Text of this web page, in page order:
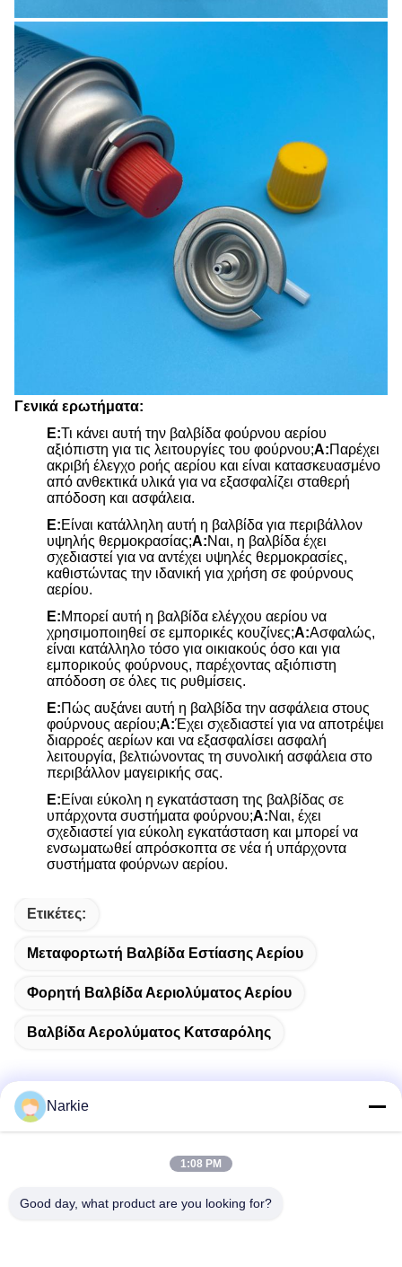
Γενικά ερωτήματα:
Ε:Τι κάνει αυτή την βαλβίδα φούρνου αερίου
αξιόπιστη για τις λειτουργίες του φούρνου;Α:Παρέχει
ακριβή έλεγχο ροής αερίου και είναι κατασκευασμένο
από ανθεκτικά υλικά για να εξασφαλίζει σταθερή
απόδοση και ασφάλεια.
Ε:Είναι κατάλληλη αυτή η βαλβίδα για περιβάλλον
υψηλής θερμοκρασίας;Α:Ναι, η βαλβίδα έχει
σχεδιαστεί για να αντέχει υψηλές θερμοκρασίες,
καθιστώντας την ιδανική για χρήση σε φούρνους
αερίου.
Ε:Μπορεί αυτή η βαλβίδα ελέγχου αερίου να
χρησιμοποιηθεί σε εμπορικές κουζίνες;Α:Ασφαλώς,
είναι κατάλληλο τόσο για οικιακούς όσο και για
εμπορικούς φούρνους, παρέχοντας αξιόπιστη
απόδοση σε όλες τις ρυθμίσεις.
Ε:Πώς αυξάνει αυτή η βαλβίδα την ασφάλεια στους
φούρνους αερίου;Α:Έχει σχεδιαστεί για να αποτρέψει
διαρροές αερίων και να εξασφαλίσει ασφαλή
λειτουργία, βελτιώνοντας τη συνολική ασφάλεια στο
περιβάλλον μαγειρικής σας.
Ε:Είναι εύκολη η εγκατάσταση της βαλβίδας σε
υπάρχοντα συστήματα φούρνου;Α:Ναι, έχει
σχεδιαστεί για εύκολη εγκατάσταση και μπορεί να
ενσωματωθεί απρόσκοπτα σε νέα ή υπάρχοντα
συστήματα φούρνων αερίου.
Ετικέτες:
Μεταφορτωτή Βαλβίδα Εστίασης Αερίου
Φορητή Βαλβίδα Αεριολύματος Αερίου
Βαλβίδα Αερολύματος Κατσαρόλης
Οδός Yingbin αριθ. 100, ζώνη οικονομικής και τεχνολογικής
Narkie
1:08 PM
Good day, what product are you looking for?